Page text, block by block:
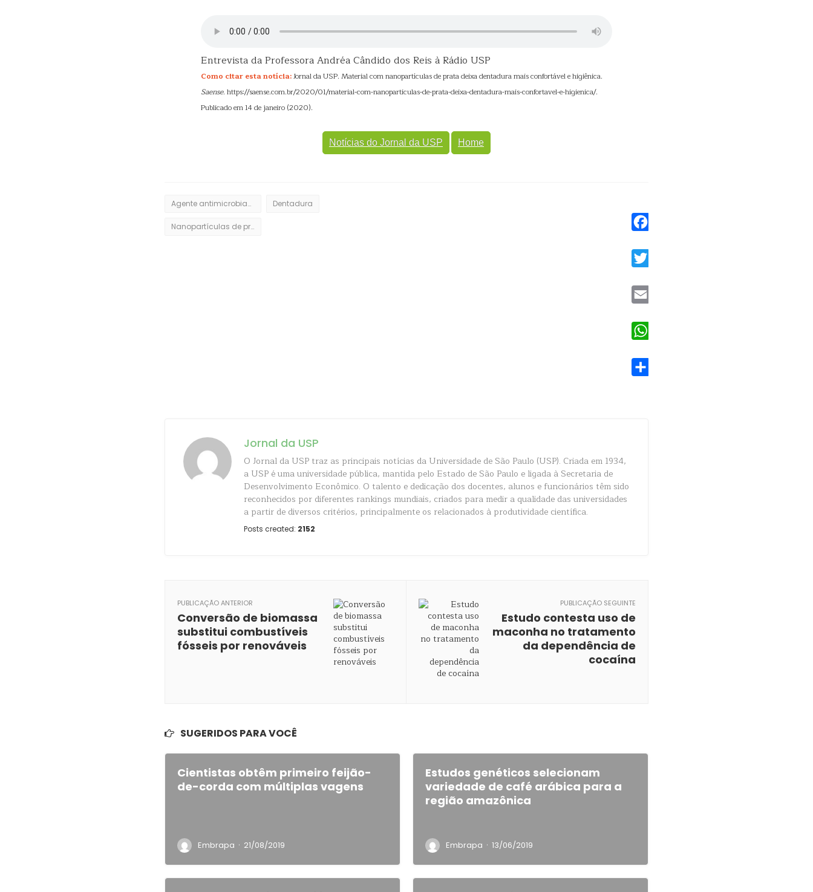
Entrevista da Professora Andréa Cândido dos Reis à Rádio USP
Como citar esta notícia:Jornal da USP. Material com nanopartículas de prata deixa dentadura mais confortável e higiênica.
Saense. https://saense.com.br/2020/01/material-com-nanoparticulas-de-prata-deixa-dentadura-mais-confortavel-e-higienica/.
Publicado em 14 de janeiro (2020).
Notícias do Jornal da USP Home
Agente antimicrobiano Dentadura
Nanopartículas de prata
Jornal da USP
O Jornal da USP traz as principais notícias da Universidade de São Paulo (USP). Criada em 1934,
a USP é uma universidade pública, mantida pelo Estado de São Paulo e ligada à Secretaria de
Desenvolvimento Econômico. O talento e dedicação dos docentes, alunos e funcionários têm sido
reconhecidos por diferentes rankings mundiais, criados para medir a qualidade das universidades
a partir de diversos critérios, principalmente os relacionados à produtividade científica.
Posts created: 2152
PUBLICAÇÃO ANTERIOR
Conversão de biomassa
substitui combustíveis
fósseis por renováveis
PUBLICAÇÃO SEGUINTE
Estudo contesta uso de
maconha no tratamento
da dependência de
cocaína
SUGERIDOS PARA VOCÊ
Cientistas obtêm primeiro feijão-
de-corda com múltiplas vagens
Embrapa · 21/08/2019
Estudos genéticos selecionam
variedade de café arábica para a
região amazônica
Embrapa · 13/06/2019